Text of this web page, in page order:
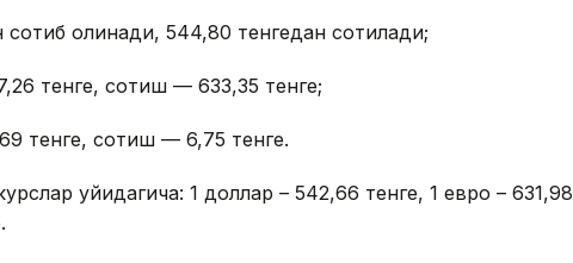
олинади, 544,80 тенгедан сотилади;
тенге, сотиш — 633,35 тенге;
тенге, сотиш — 6,75 тенге.
қуйидагича: 1 доллар – 542,66 тенге, 1 евро – 631,98